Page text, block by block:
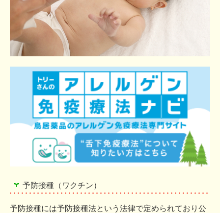
予防接種（ワクチン）
予防接種には予防接種法という法律で定められており公